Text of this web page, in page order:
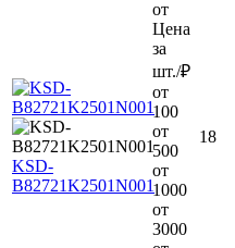
KSD-
B82721K2501N001
от
Цена
за
шт./₽
от
100
от
500
от
1000
от
3000
18